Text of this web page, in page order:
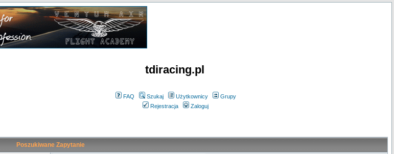
tdiracing.pl
FAQ Szukaj Użytkownicy
Grupy
Rejestracja
Zaloguj
Poszukiwane Zapytanie